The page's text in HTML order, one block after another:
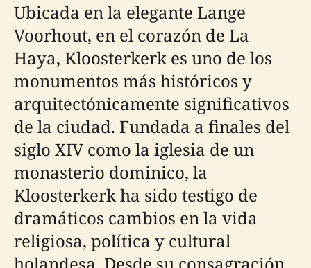
Ubicada en la elegante Lange
Voorhout, en el corazón de La
Haya, Kloosterkerk es uno de los
monumentos más históricos y
arquitectónicamente significativos
de la ciudad. Fundada a finales del
siglo XIV como la iglesia de un
monasterio dominico, la
Kloosterkerk ha sido testigo de
dramáticos cambios en la vida
religiosa, política y cultural